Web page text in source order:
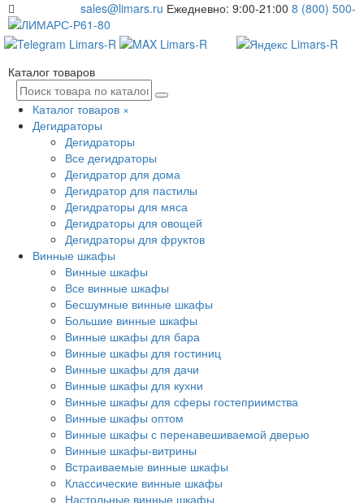
sales@limars.ru Ежедневно: 9:00-21:00 8 (800) 500-
61-80
Каталог товаров
Каталог товаров ×
Дегидраторы
Дегидраторы
Все дегидраторы
Дегидратор для дома
Дегидратор для пастилы
Дегидраторы для мяса
Дегидраторы для овощей
Дегидраторы для фруктов
Винные шкафы
Винные шкафы
Все винные шкафы
Бесшумные винные шкафы
Большие винные шкафы
Винные шкафы для бара
Винные шкафы для гостиниц
Винные шкафы для дачи
Винные шкафы для кухни
Винные шкафы для сферы гостеприимства
Винные шкафы оптом
Винные шкафы с перенавешиваемой дверью
Винные шкафы-витрины
Встраиваемые винные шкафы
Классические винные шкафы
Настольные винные шкафы